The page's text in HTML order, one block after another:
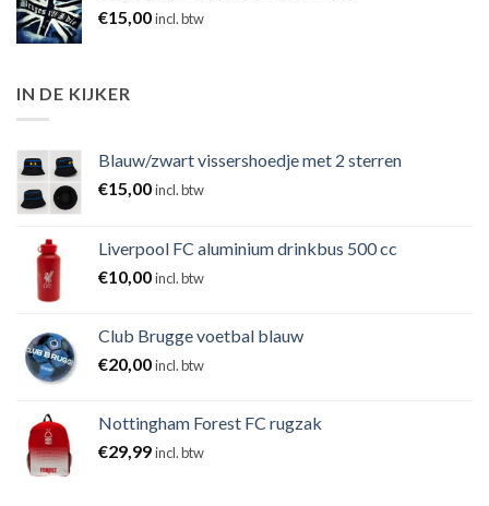
€15,00incl. btw
IN DE KIJKER
Blauw/zwart vissershoedje met 2 sterren
€15,00incl. btw
Liverpool FC aluminium drinkbus 500 cc
€10,00incl. btw
Club Brugge voetbal blauw
€20,00incl. btw
Nottingham Forest FC rugzak
€29,99incl. btw